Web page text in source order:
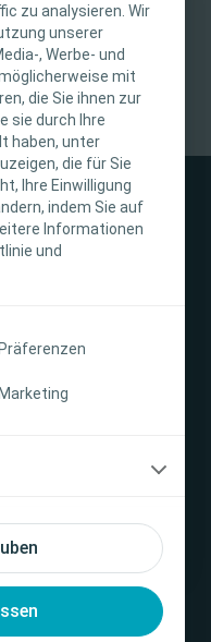
zu analysieren. Wir
unserer
, Werbe- und
mit
die Sie ihnen zur
sie durch Ihre
haben, unter
die für Sie
Ihre Einwilligung
indem Sie auf
Informationen
und
Präferenzen
Marketing
medizinisches
ist für
individuellen
für die
liegt beim
Detaillierte
vorgestellten
(IFU) des
sorgfältig zu
Fachkraft